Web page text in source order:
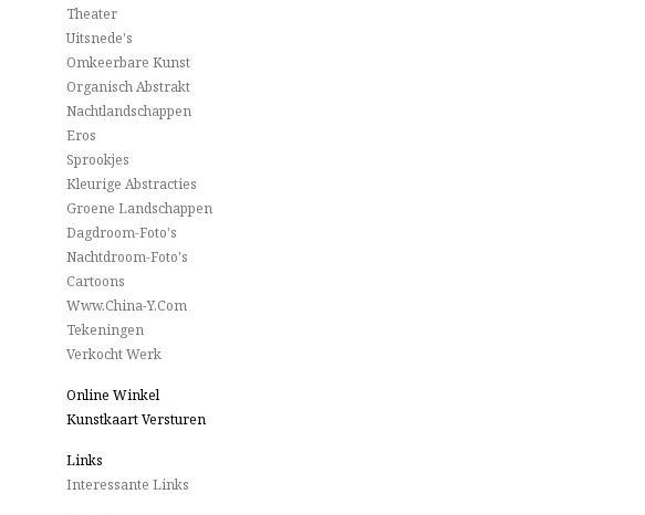
Theater
Uitsnede's
Omkeerbare Kunst
Organisch Abstrakt
Nachtlandschappen
Eros
Sprookjes
Kleurige Abstracties
Groene Landschappen
Dagdroom-Foto's
Nachtdroom-Foto's
Cartoons
Www.China-Y.com
Tekeningen
Verkocht Werk
Online Winkel
Kunstkaart Versturen
Links
Interessante Links